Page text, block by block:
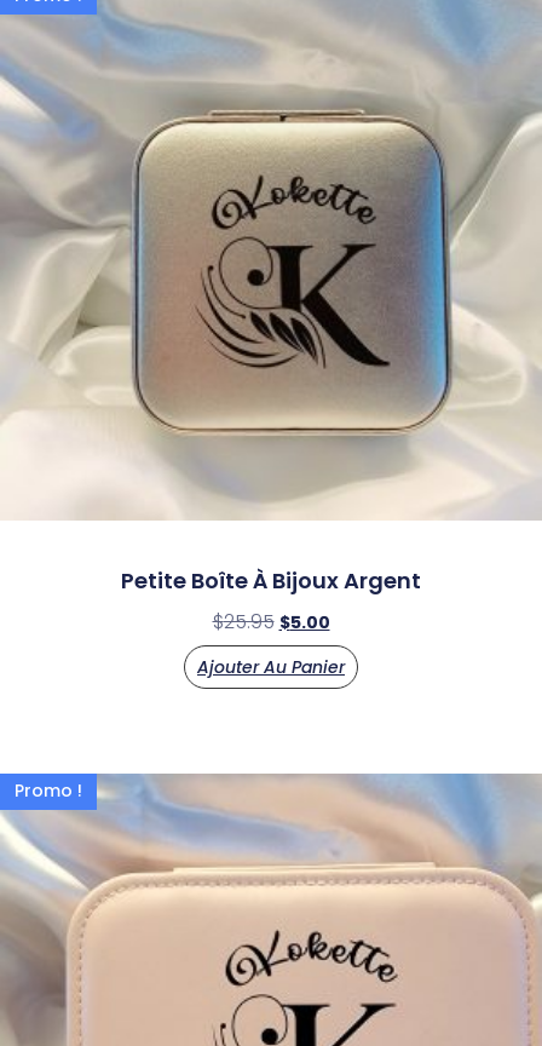
Petite Boîte À Bijoux Argent
$25.95 $5.00
Ajouter Au Panier
Promo !